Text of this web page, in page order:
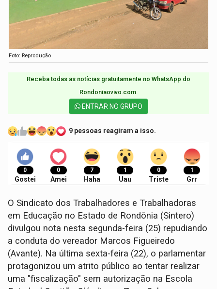
Foto: Reprodução
Receba todas as notícias gratuitamente no WhatsApp do
Rondoniaovivo.com.​
ENTRAR NO GRUPO
9 pessoas reagiram a isso.
0
Gostei
0
Amei
7
Haha
1
Uau
0
Triste
1
Grr
O Sindicato dos Trabalhadores e Trabalhadoras
em Educação no Estado de Rondônia (Sintero)
divulgou nota nesta segunda-feira (25) repudiando
a conduta do vereador Marcos Figueiredo
(Avante). Na última sexta-feira (22), o parlamentar
protagonizou um atrito público ao tentar realizar
uma "fiscalização" sem autorização na Escola